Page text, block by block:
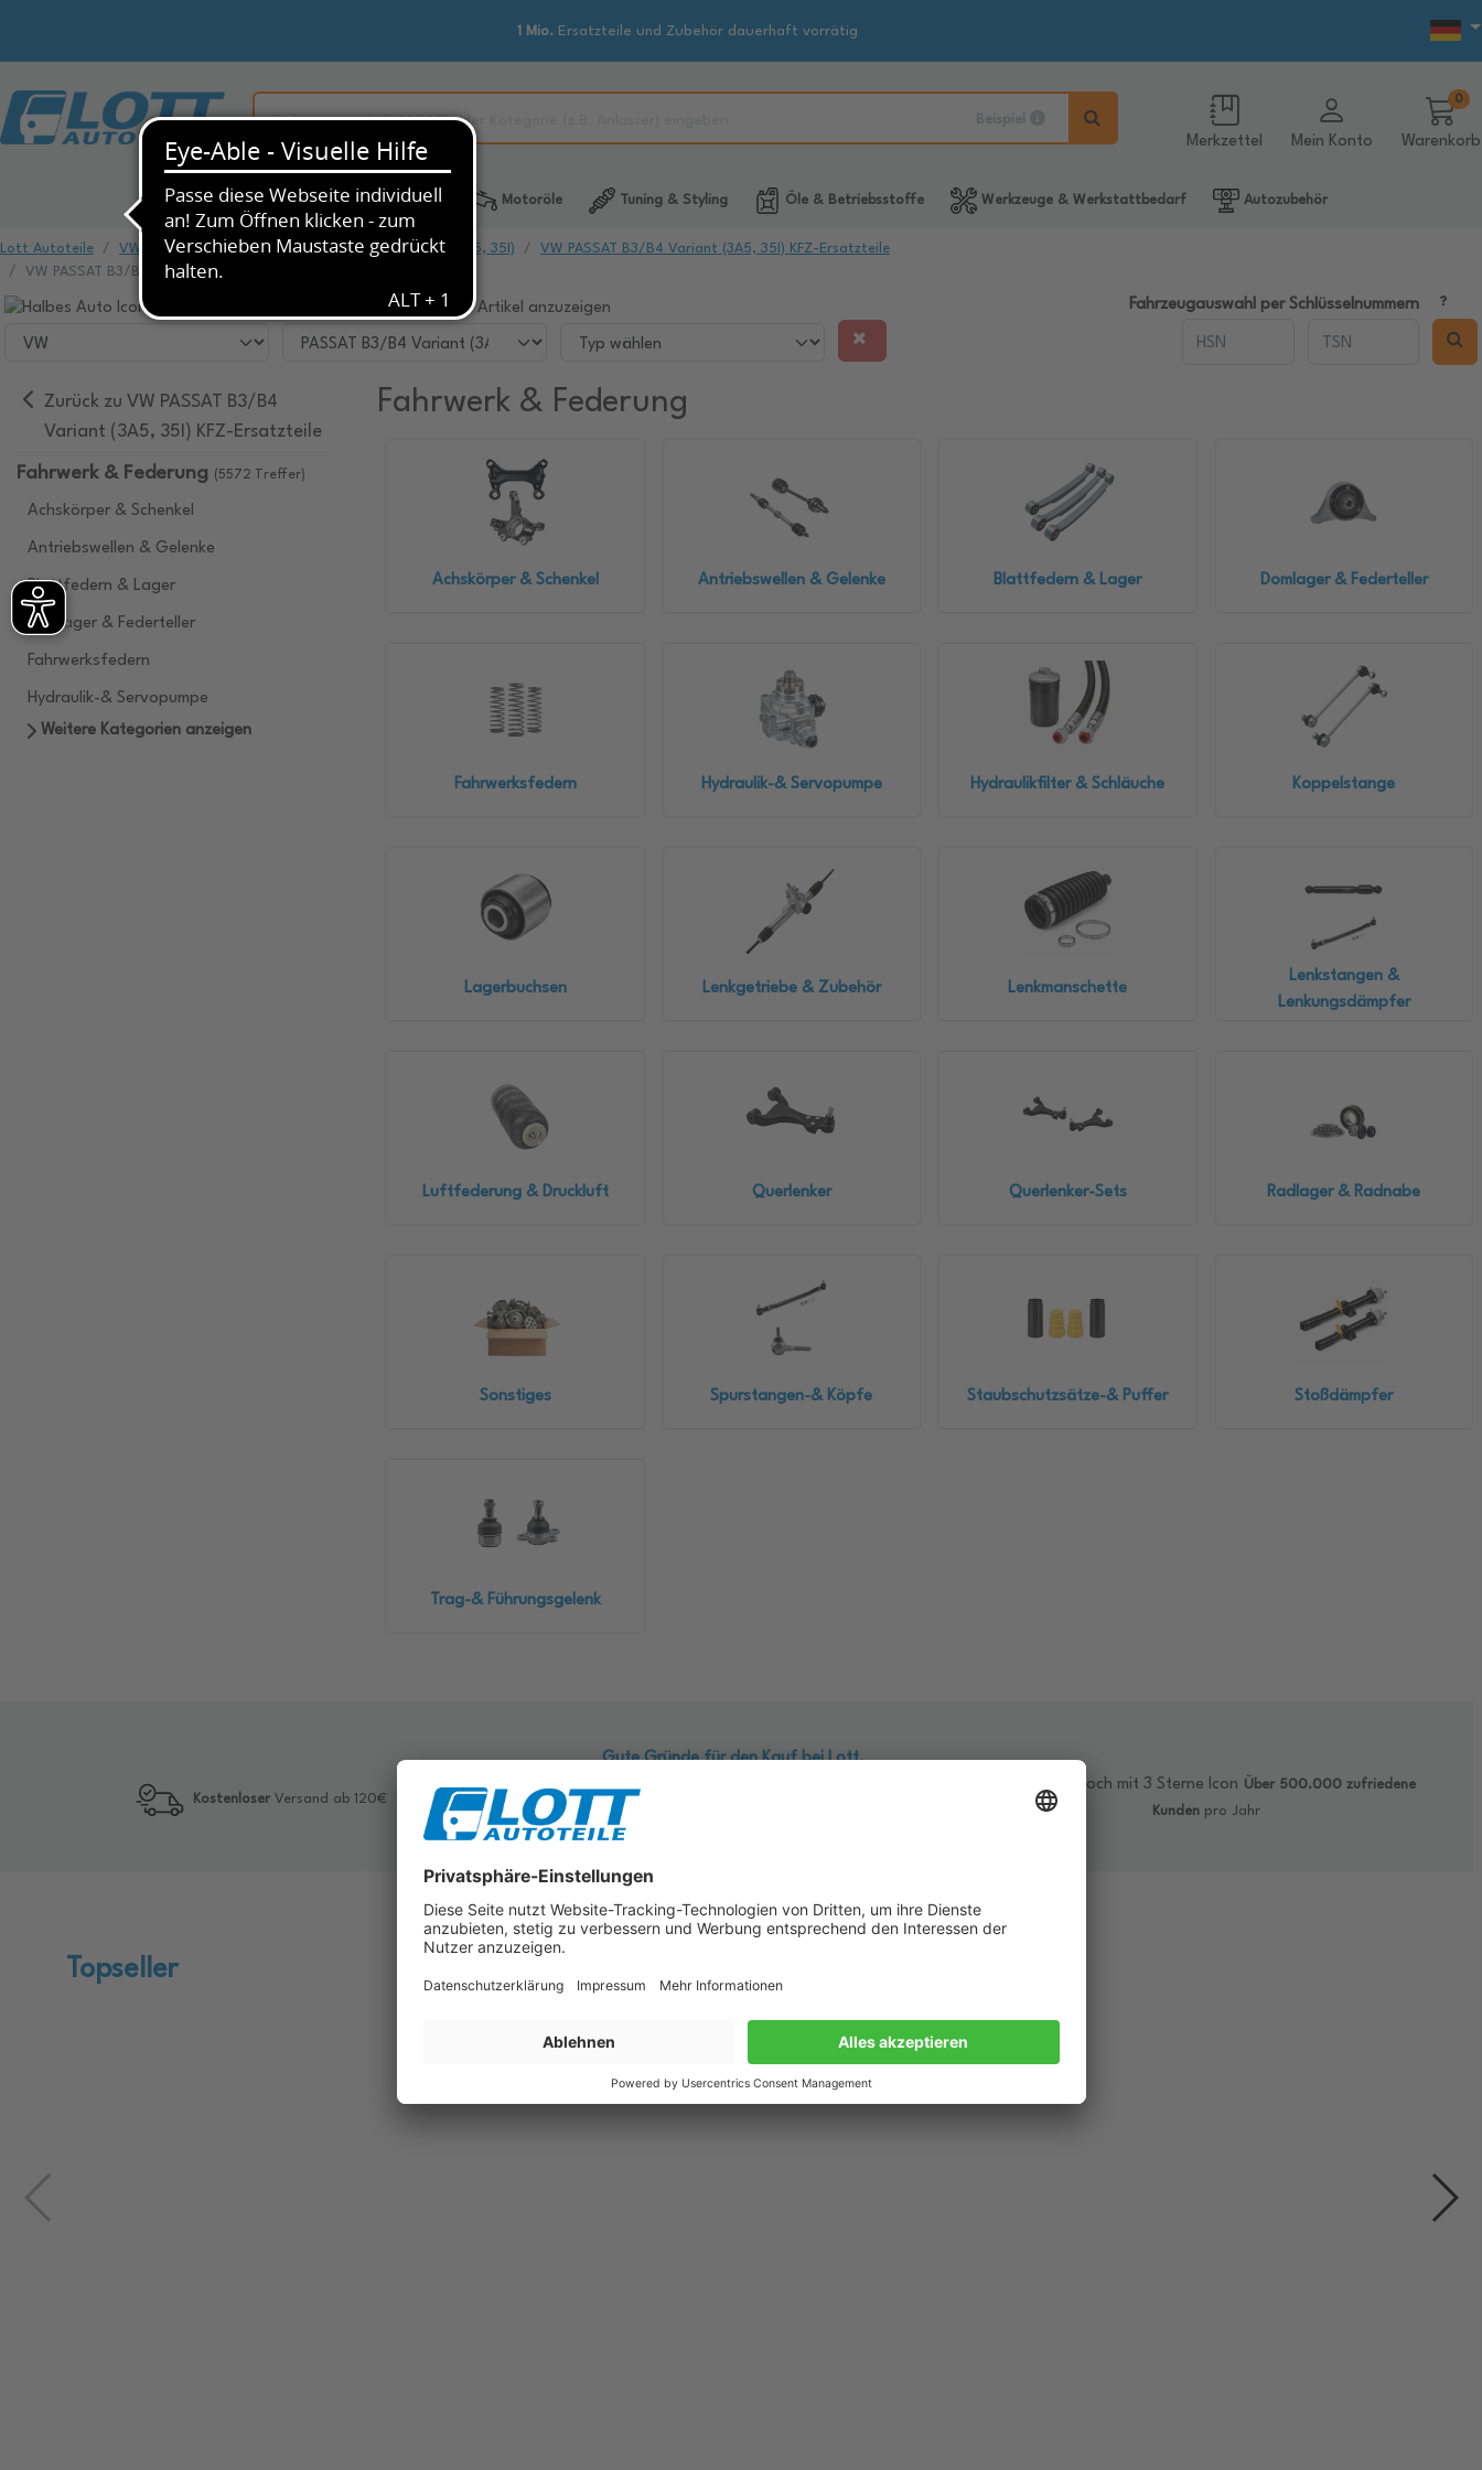
1 Mio.Ersatzteile und Zubehör dauerhaft vorrätig
Merkzettel Mein Konto Warenkorb
0
Alle Kategorien KFZ-Ersatzteile Motoröle Tuning & Styling Öle & Betriebsstoffe Werkzeuge & Werkstattbedarf Autozubehör
Lott Autoteile VW VW PASSAT VW PASSAT B3/B4 Variant (3A5, 35I)
VW PASSAT B3/B4 Variant (3A5, 35I) KFZ-Ersatzteile
VW PASSAT B3/B4 Variant (3A5, 35I) Fahrwerk & Federung
Wählen Sie ihr Fahrzeug, um dazu passende Artikel anzuzeigen Fahrzeugauswahl per Schlüsselnummern
Zurück zu VW PASSAT B3/B4
Variant (3A5, 35I) KFZ-Ersatzteile
Fahrwerk & Federung (5572 Treffer)
Achskörper & Schenkel
Antriebswellen & Gelenke
Blattfedern & Lager
Domlager & Federteller
Fahrwerksfedern
Hydraulik-& Servopumpe
Weitere Kategorien anzeigen
Fahrwerk & Federung
Achskörper & Schenkel Antriebswellen & Gelenke Blattfedern & Lager Domlager & Federteller
Fahrwerksfedern Hydraulik-& Servopumpe Hydraulikfilter & Schläuche Koppelstange
Lagerbuchsen Lenkgetriebe & Zubehör Lenkmanschette
Lenkstangen &
Lenkungsdämpfer
Luftfederung & Druckluft Querlenker Querlenker-Sets Radlager & Radnabe
Sonstiges Spurstangen-& Köpfe Staubschutzsätze-& Puffer Stoßdämpfer
Trag-& Führungsgelenk
Gute Gründe für den Kauf bei Lott.
KostenloserVersand ab 120€
Über 500.000 zufriedene
Kundenpro Jahr
Topseller